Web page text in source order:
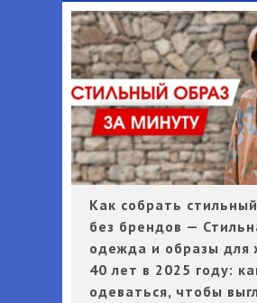
Как собрать
без брендов —
одежда и образы для
40 лет в 2025 году:
одеваться, чтобы